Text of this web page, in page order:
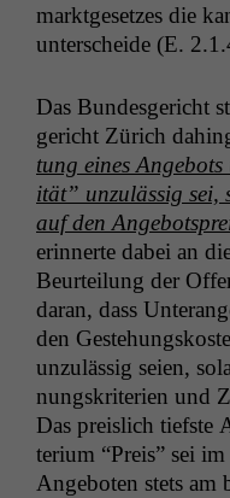
mark­t­ge­set­zes die
unter­schei­de (E.
Das Bun­des­gericht
gericht Zürich
tung eines
ität” unzuläs­sig sei,
auf den
erin­nerte dabei an
Beurteilung der
daran, dass
den
unzuläs­sig seien,
nungskri­te­rien und
Das preis­lich tief­ste
teri­um “Preis” sei
Ange­boten stets am